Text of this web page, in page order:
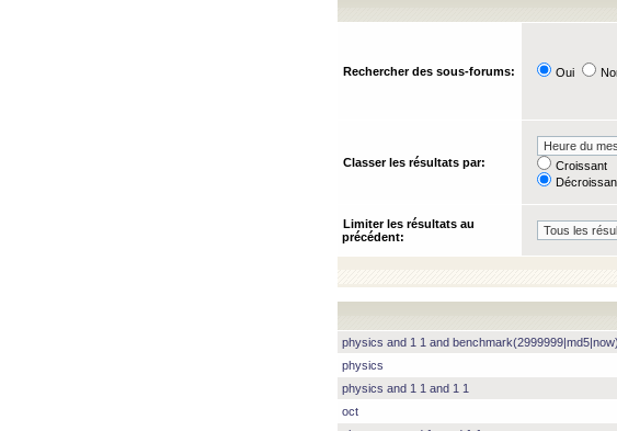
Rechercher des sous-forums: Oui
Classer les résultats par:
Croissant
Limiter les résultats au
précédent:
physics and 1 1 and
physics
physics and 1 1 and 1 1
oct